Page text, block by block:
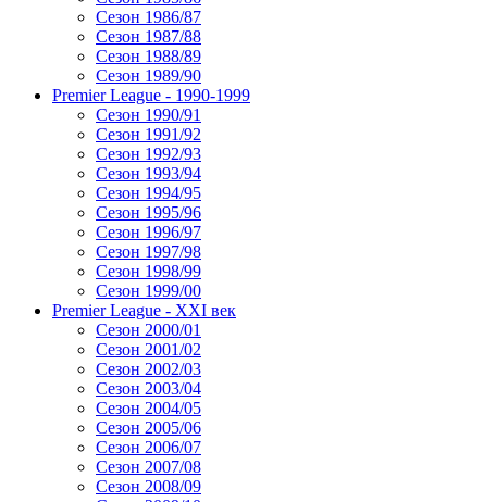
Сезон 1986/87
Сезон 1987/88
Сезон 1988/89
Сезон 1989/90
Premier League - 1990-1999
Сезон 1990/91
Сезон 1991/92
Сезон 1992/93
Сезон 1993/94
Сезон 1994/95
Сезон 1995/96
Сезон 1996/97
Сезон 1997/98
Сезон 1998/99
Сезон 1999/00
Premier League - XXI век
Сезон 2000/01
Сезон 2001/02
Сезон 2002/03
Сезон 2003/04
Сезон 2004/05
Сезон 2005/06
Сезон 2006/07
Сезон 2007/08
Сезон 2008/09